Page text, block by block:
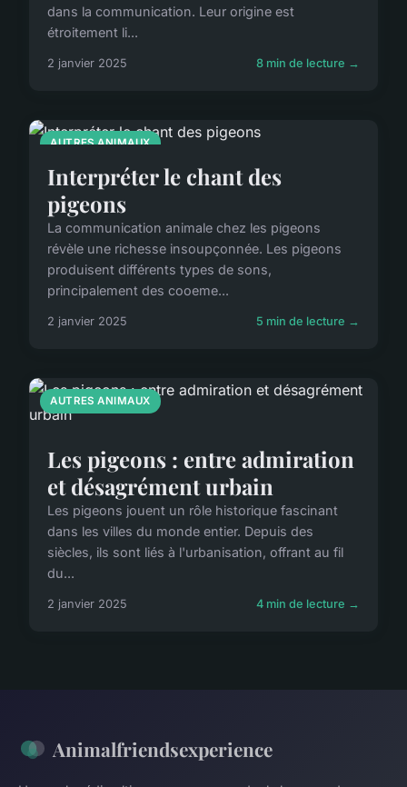
dans la communication. Leur origine est
étroitement li...
2 janvier 2025 8 min de lecture →
AUTRES ANIMAUX
Interpréter le chant des
pigeons
La communication animale chez les pigeons
révèle une richesse insoupçonnée. Les pigeons
produisent différents types de sons,
principalement des cooeme...
2 janvier 2025 5 min de lecture →
AUTRES ANIMAUX
Les pigeons : entre admiration
et désagrément urbain
Les pigeons jouent un rôle historique fascinant
dans les villes du monde entier. Depuis des
siècles, ils sont liés à l'urbanisation, offrant au fil
du...
2 janvier 2025 4 min de lecture →
Animalfriendsexperience